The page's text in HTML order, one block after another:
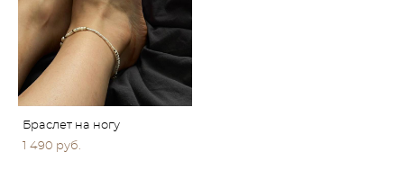
Браслет на ногу
1 490 pуб.